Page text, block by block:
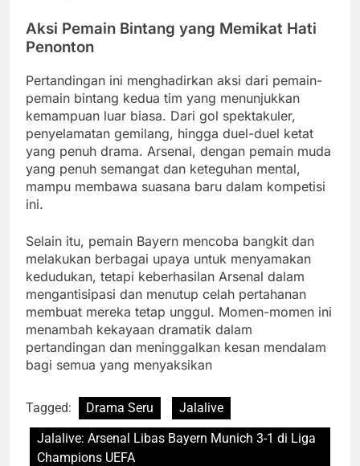
Aksi Pemain Bintang yang Memikat Hati
Penonton
Pertandingan ini menghadirkan aksi dari pemain-
pemain bintang kedua tim yang menunjukkan
kemampuan luar biasa. Dari gol spektakuler,
penyelamatan gemilang, hingga duel-duel ketat
yang penuh drama. Arsenal, dengan pemain muda
yang penuh semangat dan keteguhan mental,
mampu membawa suasana baru dalam kompetisi
ini.
Selain itu, pemain Bayern mencoba bangkit dan
melakukan berbagai upaya untuk menyamakan
kedudukan, tetapi keberhasilan Arsenal dalam
mengantisipasi dan menutup celah pertahanan
membuat mereka tetap unggul. Momen-momen ini
menambah kekayaan dramatik dalam
pertandingan dan meninggalkan kesan mendalam
bagi semua yang menyaksikan
Tagged: Drama Seru
Jalalive
Jalalive: Arsenal Libas Bayern Munich 3-1 di Liga
Champions UEFA